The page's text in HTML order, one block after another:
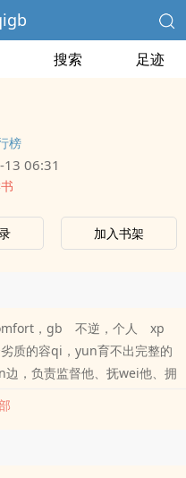
搜索 足迹
榜
06:31
加入书架
，gb 不逆，个人 xp
质的容qi，yun育不出完整的
，负责监督他、抚wei他、拥